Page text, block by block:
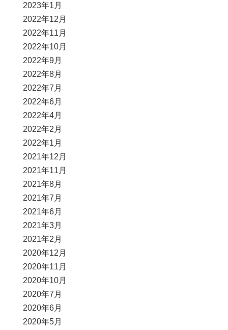
2023年1月
2022年12月
2022年11月
2022年10月
2022年9月
2022年8月
2022年7月
2022年6月
2022年4月
2022年2月
2022年1月
2021年12月
2021年11月
2021年8月
2021年7月
2021年6月
2021年3月
2021年2月
2020年12月
2020年11月
2020年10月
2020年7月
2020年6月
2020年5月